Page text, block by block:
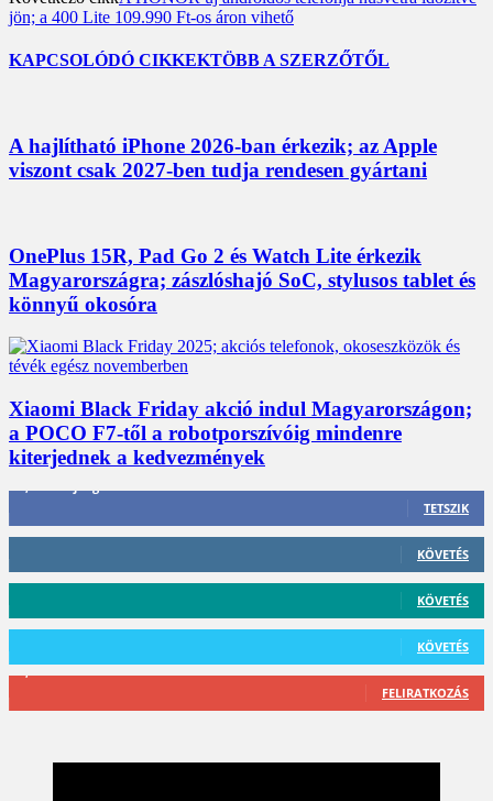
jön; a 400 Lite 109.990 Ft-os áron vihető
KAPCSOLÓDÓ CIKKEKTÖBB A SZERZŐTŐL
A hajlítható iPhone 2026-ban érkezik; az Apple
viszont csak 2027-ben tudja rendesen gyártani
OnePlus 15R, Pad Go 2 és Watch Lite érkezik
Magyarországra; zászlóshajó SoC, stylusos tablet és
könnyű okosóra
Xiaomi Black Friday akció indul Magyarországon;
a POCO F7-től a robotporszívóig mindenre
kiterjednek a kedvezmények
TETSZIK
KÖVETÉS
KÖVETÉS
KÖVETÉS
FELIRATKOZÁS